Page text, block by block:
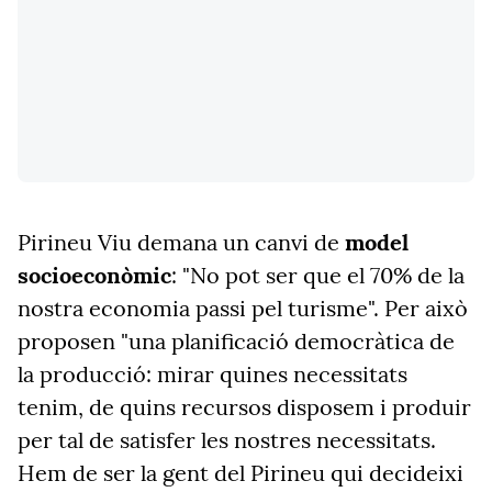
Pirineu Viu demana un canvi de model
socioeconòmic: "No pot ser que el 70% de la
nostra economia passi pel turisme". Per això
proposen "una planificació democràtica de
la producció: mirar quines necessitats
tenim, de quins recursos disposem i produir
per tal de satisfer les nostres necessitats.
Hem de ser la gent del Pirineu qui decideixi